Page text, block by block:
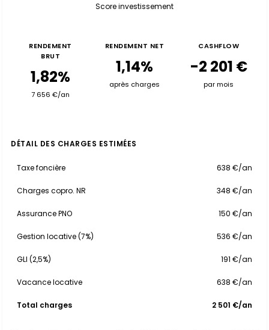
Score investissement
RENDEMENT
BRUT
1,82%
7 656 €/an
RENDEMENT NET
1,14%
après charges
CASHFLOW
-2 201 €
par mois
DÉTAIL DES CHARGES ESTIMÉES
Taxe foncière 638 €/an
Charges copro. NR 348 €/an
Assurance PNO 150 €/an
Gestion locative (7%) 536 €/an
GLI (2,5%) 191 €/an
Vacance locative 638 €/an
Total charges 2 501 €/an